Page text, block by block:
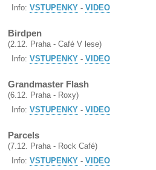
Info: VSTUPENKY - VIDEO
Birdpen
(2.12. Praha - Café V lese)
Info: VSTUPENKY - VIDEO
Grandmaster Flash
(6.12. Praha - Roxy)
Info: VSTUPENKY - VIDEO
Parcels
(7.12. Praha - Rock Café)
Info: VSTUPENKY - VIDEO